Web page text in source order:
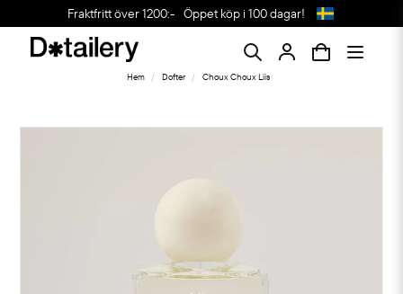
Fraktfritt över 1200:- Öppet köp i 100 dagar!
Hem Dofter Choux Choux Liis